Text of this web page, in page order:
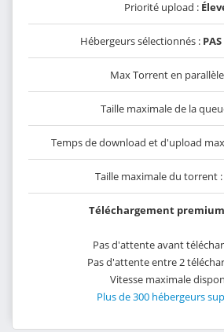
Priorité upload :
Hébergeurs sélectionnés :
Max Torrent en
Taille maximale de la
Temps de download et d'upload
Taille maximale du torrent :
Téléchargement
Pas d'attente avant
Pas d'attente entre 2
Vitesse maximale
Plus de 300 hébergeurs